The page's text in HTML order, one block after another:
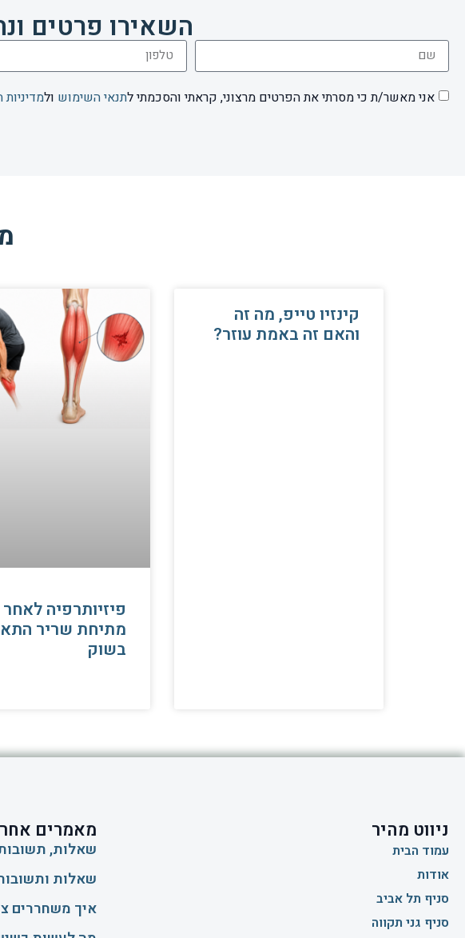
השאירו פרטים
אני מאשר/ת כי מסרתי את הפרטים מרצוני, קראתי והסכמתי לתנאי השימוש ול
קינזיו טייפ, מה זה
והאם זה באמת עוזר?
פיזיותרפיה לאחר
מתיחת שריר
בשוק
ניווט מהיר
עמוד הבית
אודות
סניף תל אביב
סניף גני תקווה
מאמרים
שאלות,
שאלות
איך משחררים